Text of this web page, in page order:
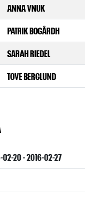
ANNA VNUK
PATRIK BOGÅRDH
SARAH RIEDEL
TOVE BERGLUND
02-20 - 2016-02-27